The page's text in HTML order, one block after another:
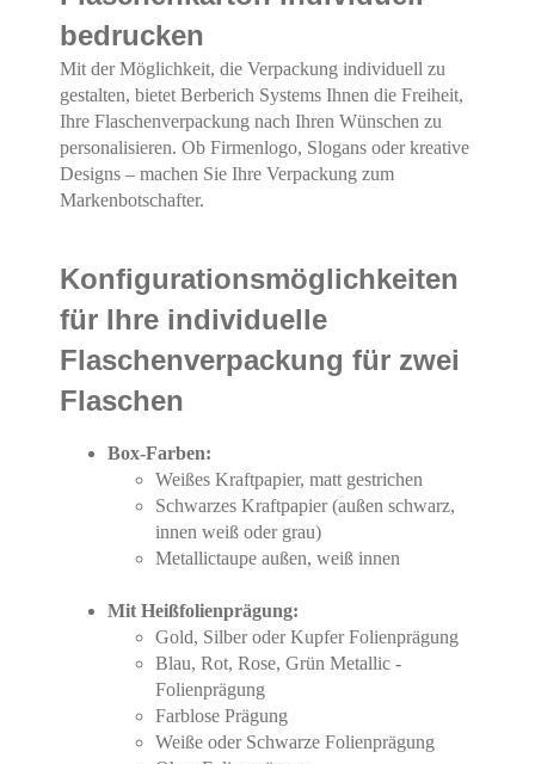
bedrucken
Mit der Möglichkeit, die Verpackung individuell zu
gestalten, bietet Berberich Systems Ihnen die Freiheit,
Ihre Flaschenverpackung nach Ihren Wünschen zu
personalisieren. Ob Firmenlogo, Slogans oder kreative
Designs – machen Sie Ihre Verpackung zum
Markenbotschafter.
Konfigurationsmöglichkeiten
für Ihre individuelle
Flaschenverpackung für zwei
Flaschen
Box-Farben:
Weißes Kraftpapier, matt gestrichen
Schwarzes Kraftpapier (außen schwarz,
innen weiß oder grau)
Metallictaupe außen, weiß innen
Mit Heißfolienprägung:
Gold, Silber oder Kupfer Folienprägung
Blau, Rot, Rose, Grün Metallic -
Folienprägung
Farblose Prägung
Weiße oder Schwarze Folienprägung